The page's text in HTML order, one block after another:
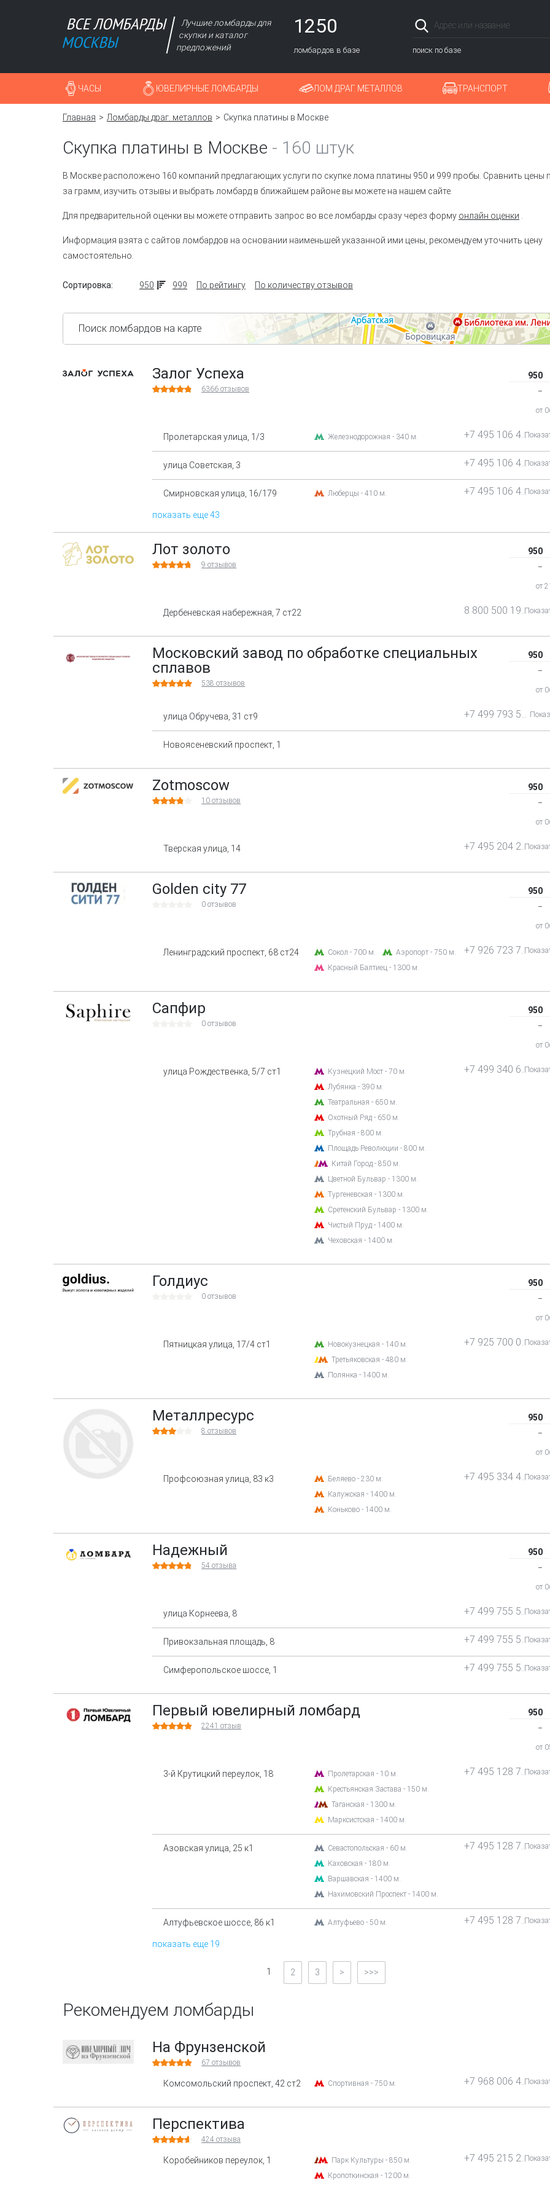
Лучшие ломбарды для
скупки и каталог
предложений
1250
ломбардов в базе поиск по базе
ЧАСЫ ЮВЕЛИРНЫЕ ЛОМБАРДЫ ЛОМ ДРАГ. МЕТАЛЛОВ ТРАНСПОРТ
Главная Ломбарды драг. металлов Скупка платины в Москве
Скупка платины в Москве - 160 штук
В Москве расположено 160 компаний предлагающих услуги по скупке лома платины 950 и 999 пробы. Сравнить цены
за грамм, изучить отзывы и выбрать ломбард в ближайшем районе вы можете на нашем сайте.
Для предварительной оценки вы можете отправить запрос во все ломбарды сразу через форму онлайн оценки
Информация взята с сайтов ломбардов на основании наименьшей указанной ими цены, рекомендуем уточнить цену
самостоятельно.
Сортировка: 950 999 По рейтингу По количеству отзывов
Поиск ломбардов на карте
950
‒
от
Залог Успеха
6366 отзывов
Пролетарская улица, 1/3 Железнодорожная - 340 м. +7 495 106 44 71
улица Советская, 3 +7 495 106 44 71
Смирновская улица, 16/179 Люберцы - 410 м. +7 495 106 44 71
показать еще 43
950
‒
от
Лот золото
9 отзывов
Дербеневская набережная, 7 ст22 8 800 500 19 62
950
‒
от
Московский завод по обработке специальных
сплавов
538 отзывов
улица Обручева, 31 ст9 +7 499 793 58 07
Новоясеневский проспект, 1
950
‒
от
Zotmoscow
10 отзывов
Тверская улица, 14 +7 495 204 26 24
950
‒
от
Golden city 77
0 отзывов
Ленинградский проспект, 68 ст24 Сокол - 700 м.
Аэропорт - 750 м.
Красный Балтиец - 1300 м.
+7 926 723 77 77
950
‒
от
Сапфир
0 отзывов
улица Рождественка, 5/7 ст1
Кузнецкий Мост - 70 м.
Лубянка - 390 м.
Театральная - 650 м.
Охотный Ряд - 650 м.
Трубная - 800 м.
Площадь Революции - 800 м.
Китай Город - 850 м.
Цветной Бульвар - 1300 м.
Тургеневская - 1300 м.
Сретенский Бульвар - 1300 м.
Чистый Пруд - 1400 м.
Чеховская - 1400 м.
+7 499 340 65 14
950
‒
от
Голдиус
0 отзывов
Пятницкая улица, 17/4 ст1
Новокузнецкая - 140 м.
Третьяковская - 480 м.
Полянка - 1400 м.
+7 925 700 09 20
950
‒
от
Металлресурс
8 отзывов
Профсоюзная улица, 83 к3
Беляево - 230 м.
Калужская - 1400 м.
Коньково - 1400 м.
+7 495 334 41 00
950
‒
от
Надежный
54 отзыва
улица Корнеева, 8 +7 499 755 50 44
Привокзальная площадь, 8 +7 499 755 50 44
Симферопольское шоссе, 1 +7 499 755 50 44
950
‒
от
Первый ювелирный ломбард
2241 отзыв
3-й Крутицкий переулок, 18
Пролетарская - 10 м.
Крестьянская Застава - 150 м.
Таганская - 1300 м.
Марксистская - 1400 м.
+7 495 128 75 23
Азовская улица, 25 к1
Севастопольская - 60 м.
Каховская - 180 м.
Варшавская - 1400 м.
Нахимовский Проспект - 1400 м.
+7 495 128 75 23
Алтуфьевское шоссе, 86 к1 Алтуфьево - 50 м. +7 495 128 75 23
показать еще 19
1 2 3 > >>>
Рекомендуем ломбарды
На Фрунзенской
67 отзывов
Комсомольский проспект, 42 ст2 Спортивная - 750 м. +7 968 006 47 99
Перспектива
424 отзыва
Коробейников переулок, 1
Парк Культуры - 850 м.
Кропоткинская - 1200 м.
+7 495 215 21 15